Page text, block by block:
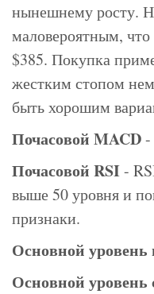
нынешнему росту.
маловероятным, что
$385. Покупка
жестким стопом
быть хорошим
Почасовой MACD-
Почасовой RSI-
выше 50 уровня и
признаки.
Основной уровень
Основной уровень